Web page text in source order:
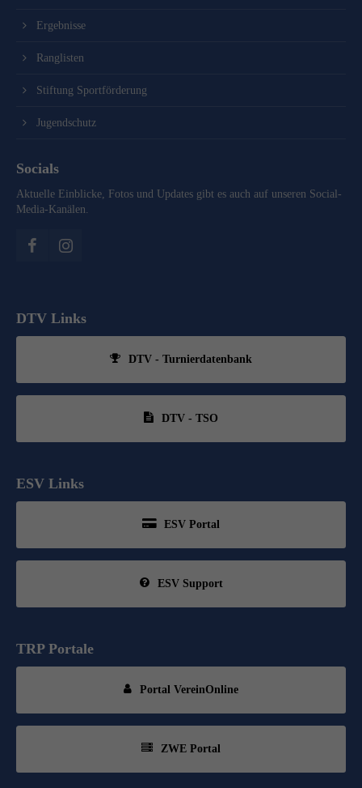
Ergebnisse
Ranglisten
Stiftung Sportförderung
Jugendschutz
Socials
Aktuelle Einblicke, Fotos und Updates gibt es auch auf unseren Social-
Media-Kanälen.
DTV Links
DTV - Turnierdatenbank
DTV - TSO
ESV Links
ESV Portal
ESV Support
TRP Portale
Portal VereinOnline
ZWE Portal